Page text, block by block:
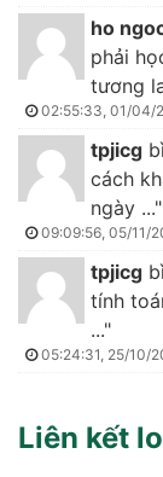
ho
phải
tương
02:55:33, 01/04/
tpjicg
cách
ngày ..."
09:09:56, 05/11/
tpjicg
tính
..."
05:24:31, 25/10/
Liên kết